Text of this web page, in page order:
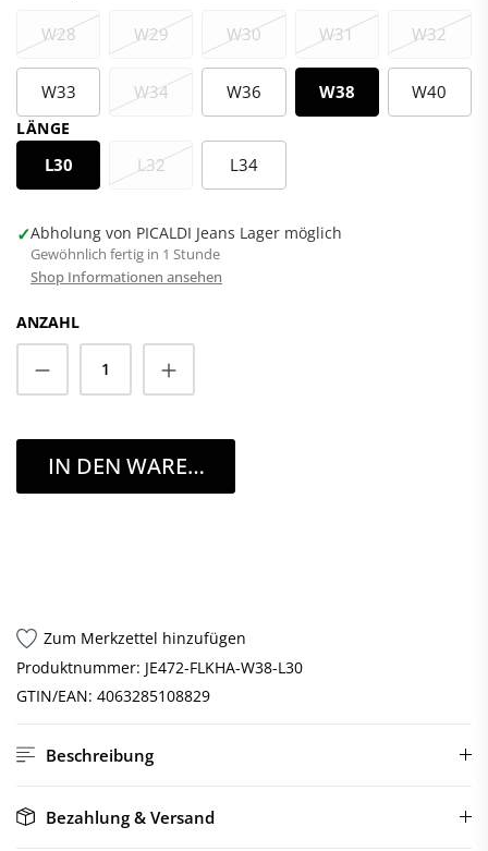
W28 W29 W30 W31 W32
W33 W34 W36 W38 W40
LÄNGE
L30 L32 L34
✓Abholung von PICALDI Jeans Lager möglich
Gewöhnlich fertig in 1 Stunde
Shop Informationen ansehen
ANZAHL
IN DEN WARENKORB
Zum Merkzettel hinzufügen
Produktnummer: JE472-FLKHA-W38-L30
GTIN/EAN: 4063285108829
Beschreibung
Bezahlung & Versand